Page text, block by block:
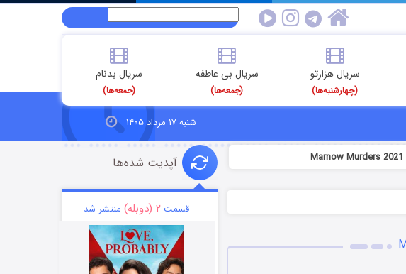
سریال هزارتو
(چهارشنبه‌ها)
سریال بی عاطفه
(جمعه‌ها)
سریال بدنام
(جمعه‌ها)
شنبه ۱۷ مرداد ۱۴۰۵
آپدیت شده‌ها
قسمت ۲ (دوبله) منتشر شد